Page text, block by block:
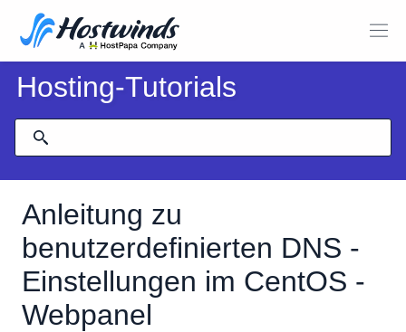
Hosting-Tutorials
Anleitung zu
benutzerdefinierten DNS -
Einstellungen im CentOS -
Webpanel